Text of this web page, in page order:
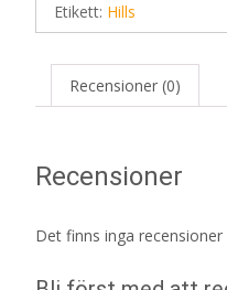
Etikett: Hills
Recensioner (0)
Recensioner
Det finns inga recensioner